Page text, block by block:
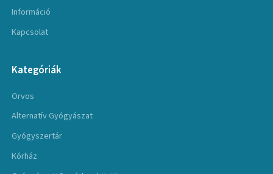
Információ
Kapcsolat
Kategóriák
Orvos
Alternatív Gyógyászat
Gyógyszertár
Kórház